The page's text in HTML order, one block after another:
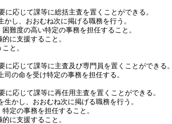
に応じて課等に総括主査を置くことができる。
かし、おおむね次に掲げる職務を行う。
困難度の高い特定の事務を担任すること。
に支援すること。
と。
に応じて課等に主査及び専門員を置くことができる。
司の命を受け特定の事務を担任する。
に応じて課等に再任用主査を置くことができる。
生かし、おおむね次に掲げる職務を行う。
特定の事務を担任すること。
に支援すること。